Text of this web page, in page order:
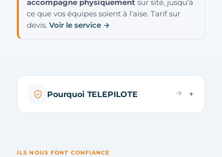
accompagne physiquement sur site, jusqu'à
ce que vos équipes soient à l'aise. Tarif sur
devis. Voir le service →
Pourquoi TELEPILOTE
ILS NOUS FONT CONFIANCE